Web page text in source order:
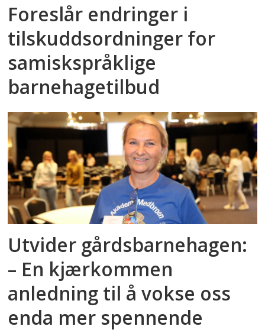
Foreslår endringer i
tilskuddsordninger for
samiskspråklige
barnehagetilbud
Utvider gårdsbarnehagen:
– En kjærkommen
anledning til å vokse oss
enda mer spennende